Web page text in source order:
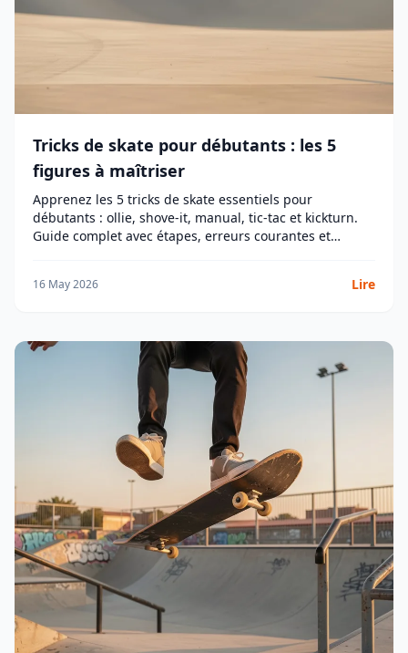
Tricks de skate pour débutants : les 5
figures à maîtriser
Apprenez les 5 tricks de skate essentiels pour
débutants : ollie, shove-it, manual, tic-tac et kickturn.
Guide complet avec étapes, erreurs courantes et
16 May 2026 Lire